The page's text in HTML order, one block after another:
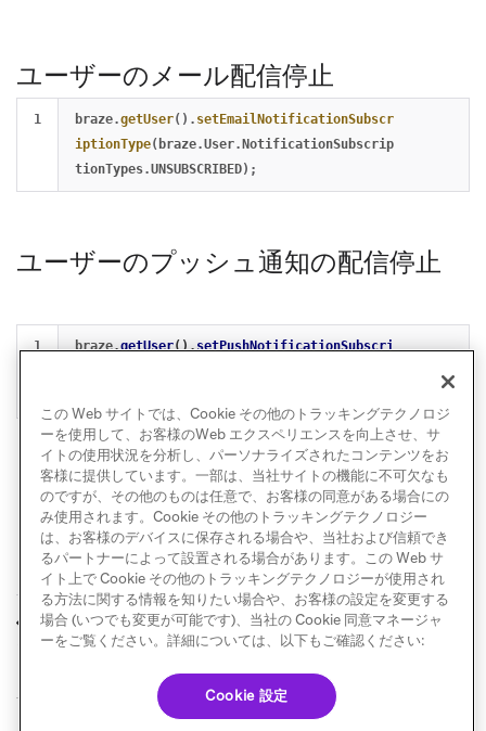
ユーザーのメール配信停止
braze.getUser(). setEmailNotificationSubscr
iptionType( braze.User.NotificationSubscrip
tionTypes.UNSUBSCRIBED);
ユーザーのプッシュ通知の配信停止
braze.getUser(). setPushNotificationSubscri
前へ ユーザー IDを設定す
次へ
カスタムイベントを
ログに記録する
© Braze. All Rights Reserved Privacy Policy
この Web サイトでは、Cookie その他のトラッキングテクノロジ
ーを使用して、お客様のWeb エクスペリエンスを向上させ、サ
イトの使用状況を分析し、パーソナライズされたコンテンツをお
客様に提供しています。一部は、当社サイトの機能に不可欠なも
のですが、その他のものは任意で、お客様の同意がある場合にの
み使用されます。Cookie その他のトラッキングテクノロジー
は、お客様のデバイスに保存される場合や、当社および信頼でき
るパートナーによって設置される場合があります。この Web サ
イト上で Cookie その他のトラッキングテクノロジーが使用され
る方法に関する情報を知りたい場合や、お客様の設定を変更する
場合 (いつでも変更が可能です)、当社の Cookie 同意マネージャ
ーをご覧ください。詳細については、以下もご確認ください:
Cookie 設定